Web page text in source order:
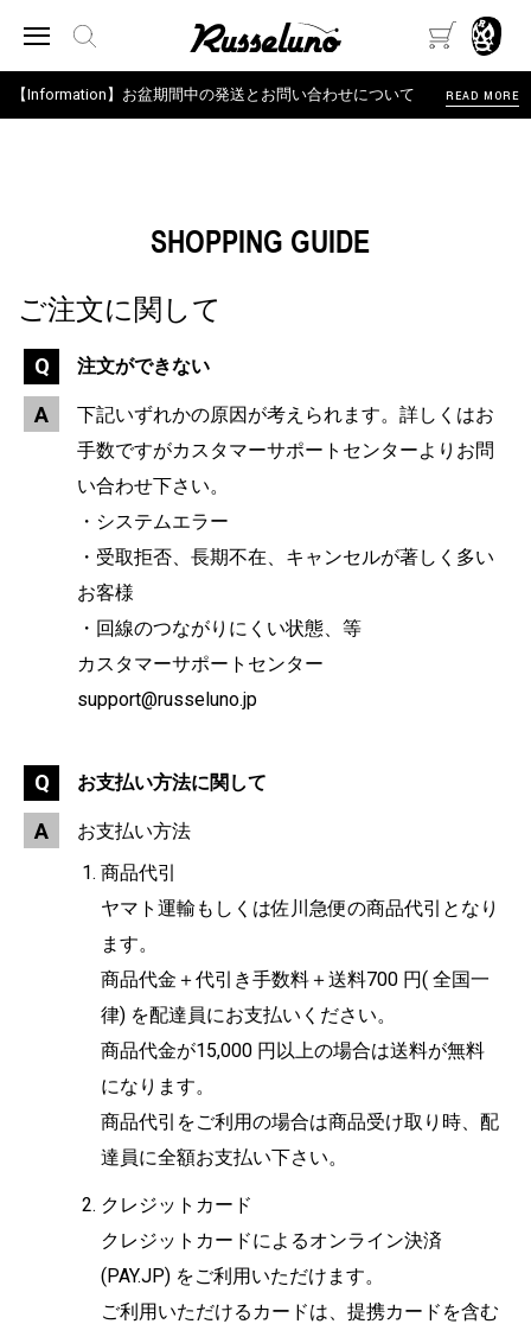
【Information】お盆期間中の発送とお問い合わせについて READ MORE
SHOPPING GUIDE
ご注文に関して
注文ができない
下記いずれかの原因が考えられます。詳しくはお
手数ですがカスタマーサポートセンターよりお問
い合わせ下さい。
・システムエラー
・受取拒否、長期不在、キャンセルが著しく多い
お客様
・回線のつながりにくい状態、等
カスタマーサポートセンター
support@russeluno.jp
お支払い方法に関して
お支払い方法
商品代引
ヤマト運輸もしくは佐川急便の商品代引となり
ます。
商品代金＋代引き手数料＋送料700 円( 全国一
律) を配達員にお支払いください。
商品代金が15,000 円以上の場合は送料が無料
になります。
商品代引をご利用の場合は商品受け取り時、配
達員に全額お支払い下さい。
クレジットカード
クレジットカードによるオンライン決済
(PAY.JP) をご利用いただけます。
ご利用いただけるカードは、提携カードを含む